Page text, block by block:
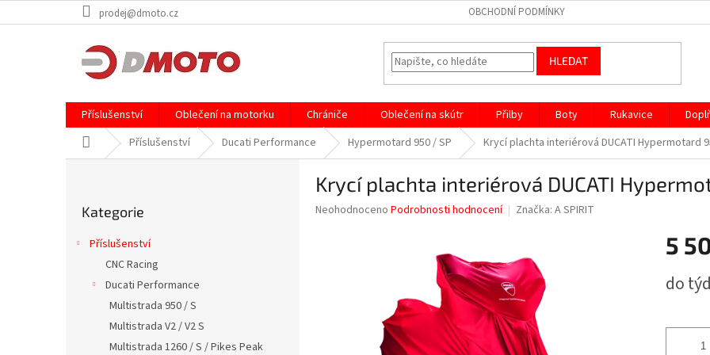
na
prodej@dmoto.cz OBCHODNÍ PODMÍNKY
HLEDAT
Příslušenství Oblečení na motorku Chrániče Oblečení na skútr Přilby Boty Rukavice
Domů Příslušenství Ducati Performance Hypermotard 950 / SP Krycí plachta interiérová DUCATI Hypermotard
kategorie
Kategorie
Příslušenství
CNC Racing
Ducati Performance
Multistrada 950 / S
Multistrada V2 / V2 S
Multistrada 1260 / S / Pikes Peak
Krycí plachta interiérová DUCATI
Průměrné
Neohodnoceno Podrobnosti hodnocení Značka: A SPIRIT
5
cena:
do